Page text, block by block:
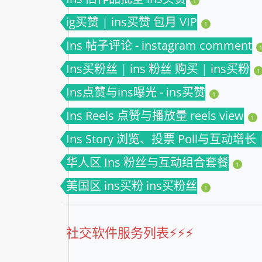
ig买赞 | ins买赞 包月 VIP 1
Ins 帖子评论 - instagram comment 1
Ins买粉丝 | ins 粉丝 购买 | ins买粉 1
Ins点赞与ins曝光 - ins买赞 1
Ins Reels 点赞与播放量 reels view 1
Ins Story 浏览、投票 Poll与互动增
华人区 Ins 粉丝与互动组合套餐 1
美国区 ins买粉 ins买粉丝 1
社交软件服务列表⚡️⚡️⚡️